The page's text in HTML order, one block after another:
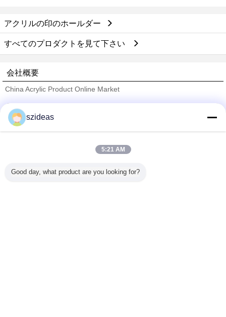
アクリルの印のホールダー
すべてのプロダクトを見て下さい
会社概要
China Acrylic Product Online Market
Trust Seal
すべての製品
szideas
5:21 AM
Good day, what product are you looking for?